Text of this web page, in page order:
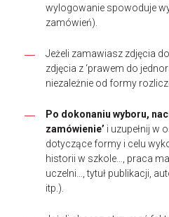
wylogowanie spowoduje
zamówień).
Jeżeli zamawiasz zdjęcia
zdjęcia z ‘prawem do
niezależnie od formy
Po dokonaniu wyboru,
zamówienie’ i uzupełnij w
dotyczące formy i celu
historii w szkole…, praca
uczelni…, tytuł publikacji,
itp.).